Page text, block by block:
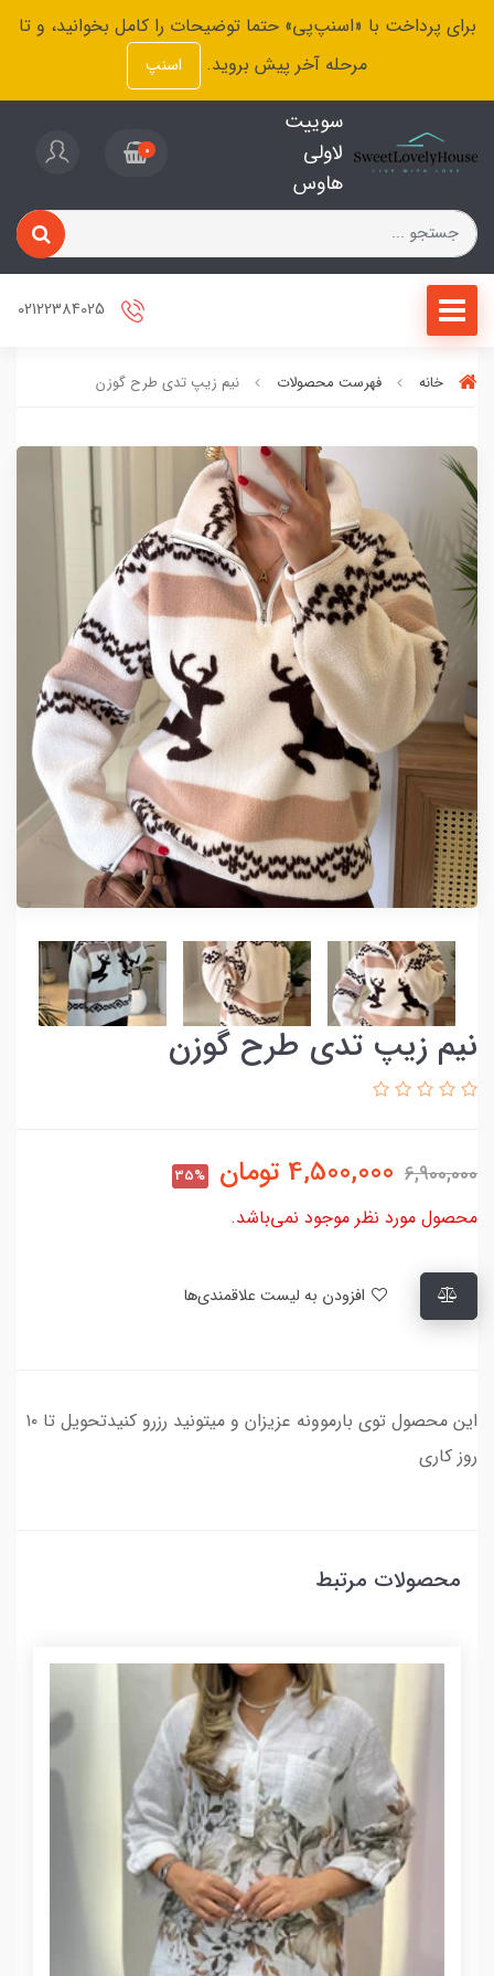
برای پرداخت با «اسنپ‌پی» حتما توضیحات را کامل بخوانید، و تا
مرحله آخر پیش بروید.
اسنپ
سوییت
لاولی
هاوس
0
خانه فهرست محصولات نیم زیپ تدی طرح گوزن
نیم زیپ تدی طرح گوزن
6,900,000
4,500,000 تومان 35%
محصول مورد نظر موجود نمی‌باشد.
این محصول توی بارموونه عزیزان و میتونید رزرو کنیدتحویل تا ۱۰
روز کاری
محصولات مرتبط